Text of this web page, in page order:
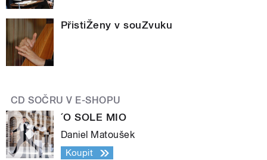
PřistiŽeny v souZvuku
CD SOČRU V E-SHOPU
´O SOLE MIO
Daniel Matoušek
Koupit